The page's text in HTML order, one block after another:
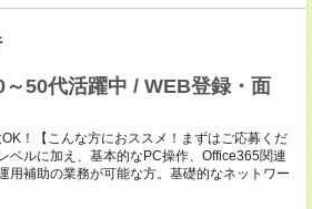
50代活躍中 / WEB登録・面
！【こんな方におススメ！まずはご応募くだ
ベルに加え、基本的なPC操作、Office365関連
用補助の業務が可能な方。基礎的なネットワー